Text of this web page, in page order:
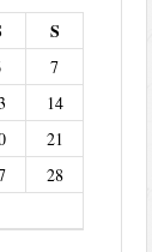
S
7
14
21
28